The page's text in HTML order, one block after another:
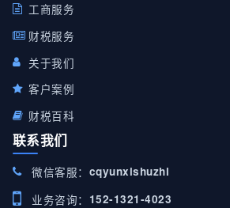
工商服务
财税服务
关于我们
客户案例
财税百科
联系我们
微信客服： cqyunxishuzhi
业务咨询： 152-1321-4023